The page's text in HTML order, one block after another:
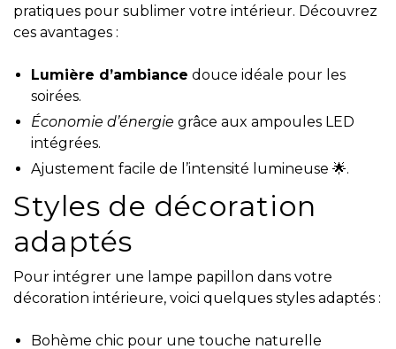
pratiques pour sublimer votre intérieur. Découvrez
ces avantages :
Lumière d’ambiance douce idéale pour les
soirées.
Économie d’énergie grâce aux ampoules LED
intégrées.
Ajustement facile de l’intensité lumineuse 🌟.
Styles de décoration
adaptés
Pour intégrer une lampe papillon dans votre
décoration intérieure, voici quelques styles adaptés :
Bohème chic pour une touche naturelle